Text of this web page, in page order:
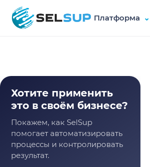
SelSup Платформа ⌄
Хотите применить
это в своём бизнесе?
Покажем, как SelSup
помогает автоматизировать
процессы и контролировать
результат.